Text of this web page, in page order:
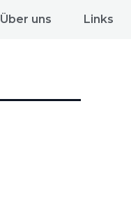
Über uns Links